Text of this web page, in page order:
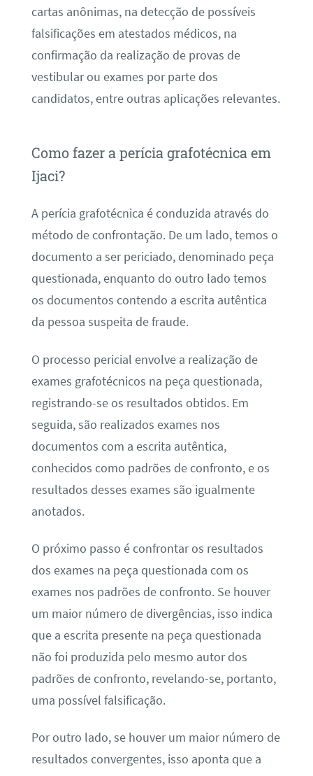
cartas anônimas, na detecção de possíveis
falsificações em atestados médicos, na
confirmação da realização de provas de
vestibular ou exames por parte dos
candidatos, entre outras aplicações relevantes.
Como fazer a perícia grafotécnica em
Ijaci?
A perícia grafotécnica é conduzida através do
método de confrontação. De um lado, temos o
documento a ser periciado, denominado peça
questionada, enquanto do outro lado temos
os documentos contendo a escrita autêntica
da pessoa suspeita de fraude.
O processo pericial envolve a realização de
exames grafotécnicos na peça questionada,
registrando-se os resultados obtidos. Em
seguida, são realizados exames nos
documentos com a escrita autêntica,
conhecidos como padrões de confronto, e os
resultados desses exames são igualmente
anotados.
O próximo passo é confrontar os resultados
dos exames na peça questionada com os
exames nos padrões de confronto. Se houver
um maior número de divergências, isso indica
que a escrita presente na peça questionada
não foi produzida pelo mesmo autor dos
padrões de confronto, revelando-se, portanto,
uma possível falsificação.
Por outro lado, se houver um maior número de
resultados convergentes, isso aponta que a